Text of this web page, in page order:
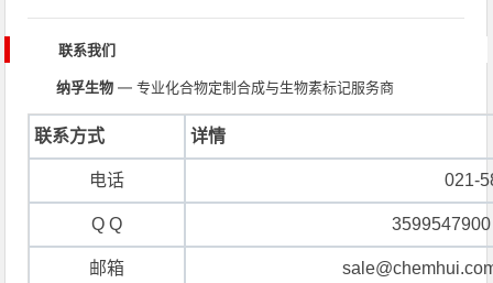
联系我们
纳孚生物 — 专业化合物定制合成与生物素标记服务商
联系方式 详情
电话 021-
Q Q
邮箱